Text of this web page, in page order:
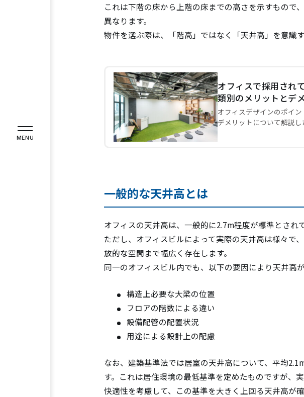
MENU
SERVICE
オフィス移転プロジェクトマネジメント
オフィス空間
WORKS 施工事例
VOICE お客様の声
COMPANY
RECRUIT 採用情報
スタッフ紹介 募集要項 エントリーフォーム
Instagram Facebook
これは下階の床から上階の床までの高さを示すもので
異なります。
物件を選ぶ際は、「階高」ではなく「天井高」を意識
オフィスで採用され
類別のメリットとデ
オフィスデザインのポイ
デメリットについて解説し
一般的な天井高とは
オフィスの天井高は、一般的に2.7m程度が標準とされて
ただし、オフィスビルによって実際の天井高は様々で
放的な空間まで幅広く存在します。
同一のオフィスビル内でも、以下の要因により天井高
構造上必要な大梁の位置
フロアの階数による違い
設備配管の配置状況
用途による設計上の配慮
なお、建築基準法では居室の天井高について、平均
す。これは居住環境の最低基準を定めたものですが、
快適性を考慮して、この基準を大きく上回る天井高が